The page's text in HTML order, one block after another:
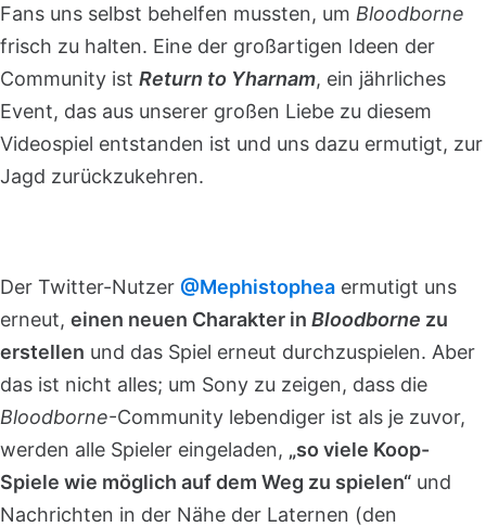
Fans uns selbst behelfen mussten, um Bloodborne
frisch zu halten. Eine der großartigen Ideen der
Community ist Return to Yharnam, ein jährliches
Event, das aus unserer großen Liebe zu diesem
Videospiel entstanden ist und uns dazu ermutigt, zur
Jagd zurückzukehren.
Der Twitter-Nutzer @Mephistophea ermutigt uns
erneut, einen neuen Charakter in Bloodborne zu
erstellen und das Spiel erneut durchzuspielen. Aber
das ist nicht alles; um Sony zu zeigen, dass die
Bloodborne-Community lebendiger ist als je zuvor,
werden alle Spieler eingeladen, „so viele Koop-
Spiele wie möglich auf dem Weg zu spielen“ und
Nachrichten in der Nähe der Laternen (den